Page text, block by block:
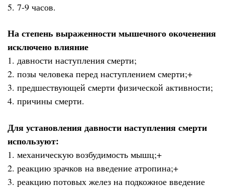
5. 7-9 часов.
На степень выраженности мышечного окоченения
исключено влияние
1. давности наступления смерти;
2. позы человека перед наступлением смерти;+
3. предшествующей смерти физической активности;
4. причины смерти.
Для установления давности наступления смерти
используют:
1. механическую возбудимость мышц;+
2. реакцию зрачков на введение атропина;+
3. реакцию потовых желез на подкожное введение